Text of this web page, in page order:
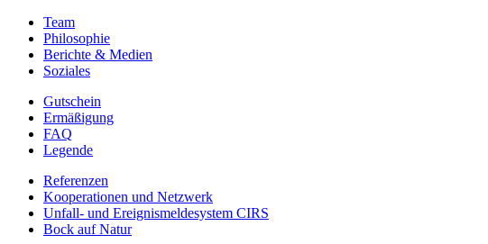
Team
Philosophie
Berichte & Medien
Soziales
Gutschein
Ermäßigung
FAQ
Legende
Referenzen
Kooperationen und Netzwerk
Unfall- und Ereignismeldesystem CIRS
Bock auf Natur